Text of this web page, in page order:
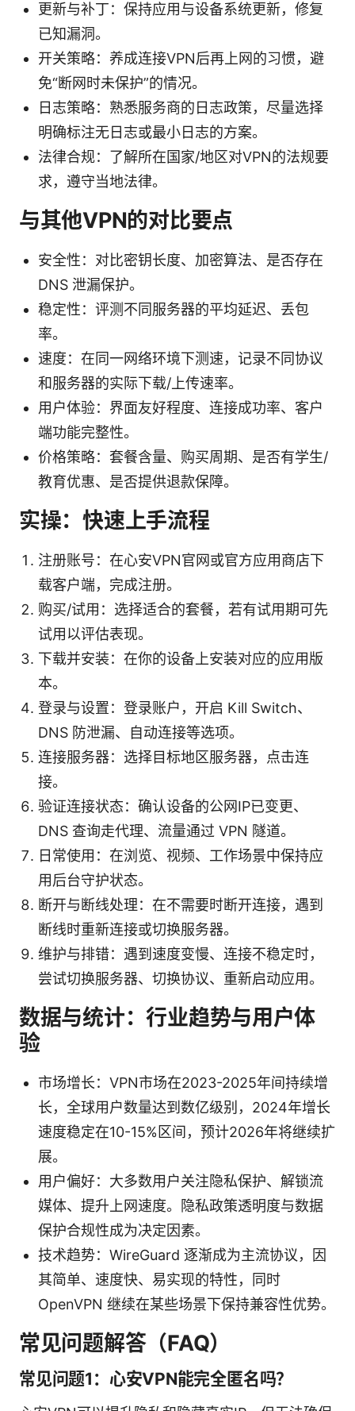
更新与补丁：保持应用与设备系统更新，修复
已知漏洞。
开关策略：养成连接VPN后再上网的习惯，避
免“断网时未保护”的情况。
日志策略：熟悉服务商的日志政策，尽量选择
明确标注无日志或最小日志的方案。
法律合规：了解所在国家/地区对VPN的法规要
求，遵守当地法律。
与其他VPN的对比要点
安全性：对比密钥长度、加密算法、是否存在
DNS 泄漏保护。
稳定性：评测不同服务器的平均延迟、丢包
率。
速度：在同一网络环境下测速，记录不同协议
和服务器的实际下载/上传速率。
用户体验：界面友好程度、连接成功率、客户
端功能完整性。
价格策略：套餐含量、购买周期、是否有学生/
教育优惠、是否提供退款保障。
实操：快速上手流程
注册账号：在心安VPN官网或官方应用商店下
载客户端，完成注册。
购买/试用：选择适合的套餐，若有试用期可先
试用以评估表现。
下载并安装：在你的设备上安装对应的应用版
本。
登录与设置：登录账户，开启 Kill Switch、
DNS 防泄漏、自动连接等选项。
连接服务器：选择目标地区服务器，点击连
接。
验证连接状态：确认设备的公网IP已变更、
DNS 查询走代理、流量通过 VPN 隧道。
日常使用：在浏览、视频、工作场景中保持应
用后台守护状态。
断开与断线处理：在不需要时断开连接，遇到
断线时重新连接或切换服务器。
维护与排错：遇到速度变慢、连接不稳定时，
尝试切换服务器、切换协议、重新启动应用。
数据与统计：行业趋势与用户体
验
市场增长：VPN市场在2023-2025年间持续增
长，全球用户数量达到数亿级别，2024年增长
速度稳定在10-15%区间，预计2026年将继续扩
展。
用户偏好：大多数用户关注隐私保护、解锁流
媒体、提升上网速度。隐私政策透明度与数据
保护合规性成为决定因素。
技术趋势：WireGuard 逐渐成为主流协议，因
其简单、速度快、易实现的特性，同时
OpenVPN 继续在某些场景下保持兼容性优势。
常见问题解答（FAQ）
常见问题1：心安VPN能完全匿名吗？